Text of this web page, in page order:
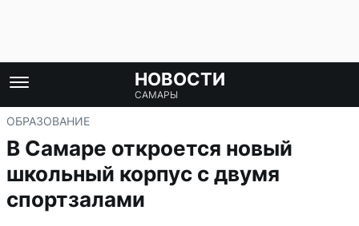
НОВОСТИ
САМАРЫ
ОБРАЗОВАНИЕ
В Самаре откроется новый
школьный корпус с двумя
спортзалами